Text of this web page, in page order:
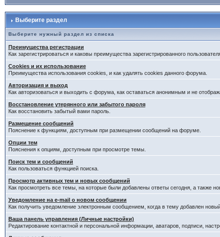
Выберите раздел
Выберите нужный раздел из списка
Преимущества регистрации
Как зарегистрироваться и каковы преимущества зарегистрированного
Cookies и их использование
Преимущества использования cookies, и как удалять cookies данного форума.
Авторизация и выход
Как авторизоваться и выходить с форума, как оставаться анонимным и не
Восстановление утерянного или забытого пароля
Как восстановить забытый вами пароль.
Размещение сообщений
Пояснение к функциям, доступным при размещении сообщений на форуме.
Опции тем
Пояснения к опциям, доступным при просмотре темы.
Поиск тем и сообщений
Как пользоваться функцией поиска.
Просмотр активных тем и новых сообщений
Как просмотреть все темы, на которые были добавлены ответы сегодня, а также
Уведомление на е-mail о новом сообщении
Как получить уведомление электронным сообщением, когда в тему добавлен
Ваша панель управления (Личные настройки)
Редактирование контактной и персональной информации, аватаров, подписи,